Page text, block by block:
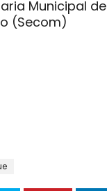
Municipal de
(Secom)